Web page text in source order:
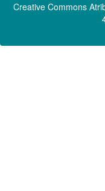
Creative Commons